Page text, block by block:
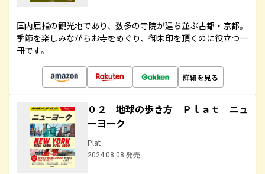
国内屈指の観光地であり、数多の寺院が建ち並ぶ古都・京都。
季節を楽しみながらお寺をめぐり、御朱印を頂くのに役立つ一
冊です。
詳細を見る
０２ 地球の歩き方 Ｐｌａｔ ニュ
ーヨーク
Plat
2024.08.08 発売